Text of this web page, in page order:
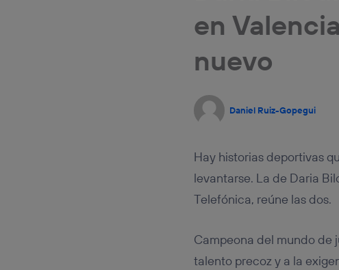
en
nuevo
Daniel Ruiz-Gopegui
Hay historias deportivas
levantarse. La de Daria
Telefónica, reúne las dos.
Campeona del mundo de
talento precoz y a la
conecte su
Típicamente:
únicamente